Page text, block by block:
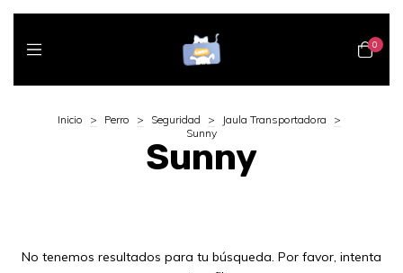
0
Inicio > Perro > Seguridad > Jaula Transportadora
>
Sunny
Sunny
No tenemos resultados para tu búsqueda. Por favor, intenta